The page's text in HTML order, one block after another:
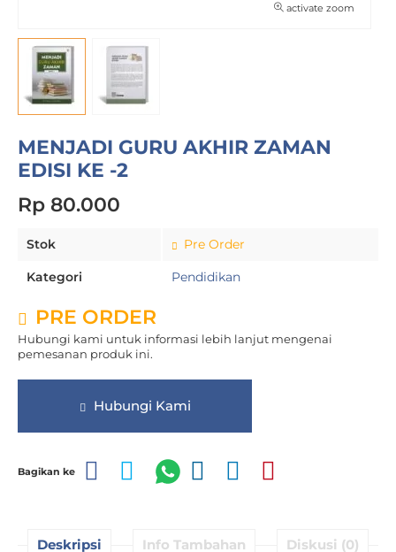
activate zoom
MENJADI GURU AKHIR ZAMAN
EDISI KE -2
Rp 80.000
Stok Pre Order
Kategori Pendidikan
PRE ORDER
Hubungi kami untuk informasi lebih lanjut mengenai
pemesanan produk ini.
Hubungi Kami
Bagikan ke
Deskripsi Info Tambahan Diskusi (0)